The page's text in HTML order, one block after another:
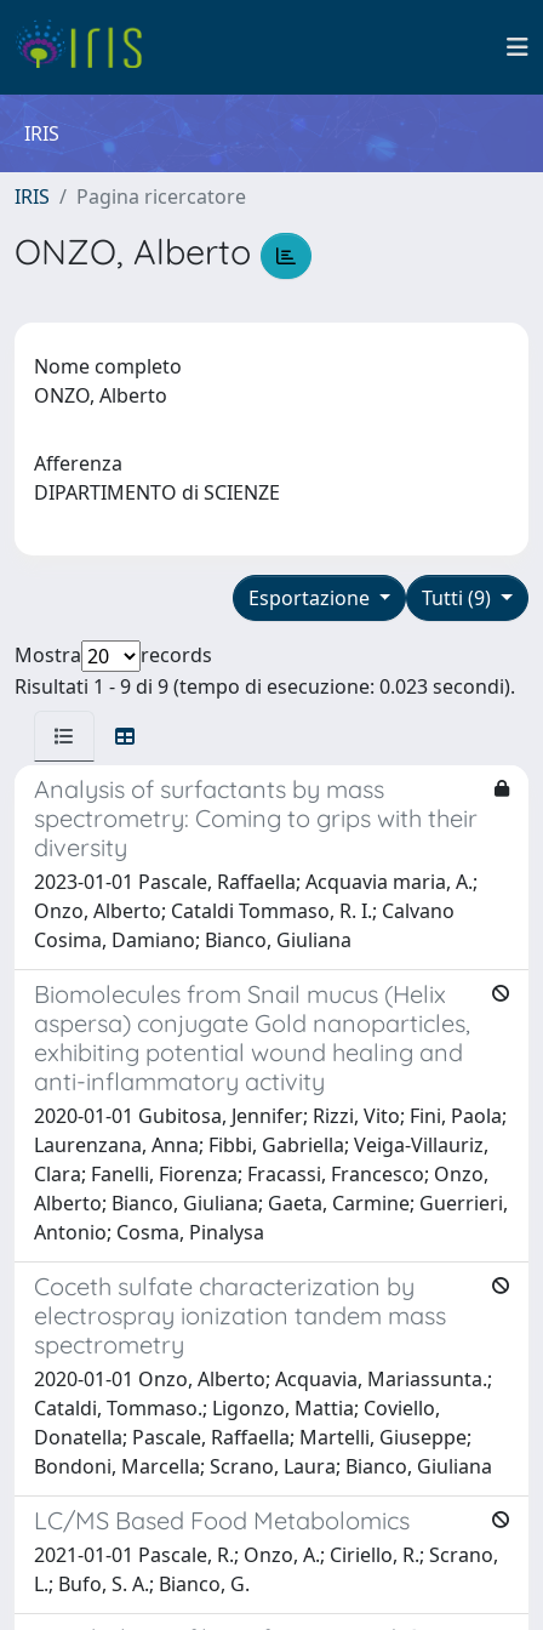
IRIS
IRIS Pagina ricercatore
ONZO, Alberto
Nome completo
ONZO, Alberto
Afferenza
DIPARTIMENTO di SCIENZE
Tutti (9)
Esportazione
Mostra
records
Risultati 1 - 9 di 9 (tempo di esecuzione: 0.023 secondi).
Analysis of surfactants by mass
spectrometry: Coming to grips with their
diversity
2023-01-01 Pascale, Raffaella; Acquavia maria, A.;
Onzo, Alberto; Cataldi Tommaso, R. I.; Calvano
Cosima, Damiano; Bianco, Giuliana
Biomolecules from Snail mucus (Helix
aspersa) conjugate Gold nanoparticles,
exhibiting potential wound healing and
anti-inflammatory activity
2020-01-01 Gubitosa, Jennifer; Rizzi, Vito; Fini, Paola;
Laurenzana, Anna; Fibbi, Gabriella; Veiga-Villauriz,
Clara; Fanelli, Fiorenza; Fracassi, Francesco; Onzo,
Alberto; Bianco, Giuliana; Gaeta, Carmine; Guerrieri,
Antonio; Cosma, Pinalysa
Coceth sulfate characterization by
electrospray ionization tandem mass
spectrometry
2020-01-01 Onzo, Alberto; Acquavia, Mariassunta.;
Cataldi, Tommaso.; Ligonzo, Mattia; Coviello,
Donatella; Pascale, Raffaella; Martelli, Giuseppe;
Bondoni, Marcella; Scrano, Laura; Bianco, Giuliana
LC/MS Based Food Metabolomics
2021-01-01 Pascale, R.; Onzo, A.; Ciriello, R.; Scrano,
L.; Bufo, S. A.; Bianco, G.